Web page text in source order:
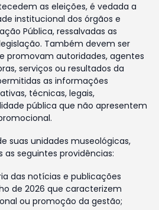
as eleições, é vedada a
institucional dos órgãos e
Pública, ressalvadas as
Também devem ser
promovam autoridades, agentes
serviços ou resultados da
as informações
técnicas, legais,
pública que não apresentem
suas unidades museológicas,
as seguintes providências:
das notícias e publicações
de 2026 que caracterizem
ou promoção da gestão;